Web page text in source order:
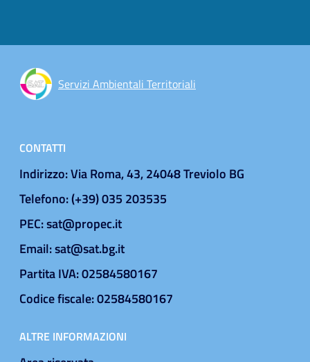
Servizi Ambientali Territoriali
CONTATTI
Indirizzo: Via Roma, 43, 24048 Treviolo BG
Telefono: (+39) 035 203535
PEC: sat@propec.it
Email: sat@sat.bg.it
Partita IVA: 02584580167
Codice fiscale: 02584580167
ALTRE INFORMAZIONI